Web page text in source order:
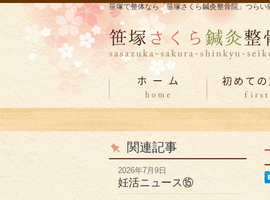
笹塚で整体なら「笹塚さくら鍼灸整骨院」つらい
関連記事
2026年7月9日
妊活ニュース⑮